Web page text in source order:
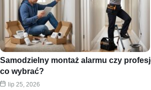
Samodzielny montaż alarmu czy
co wybrać?
lip 25, 2026